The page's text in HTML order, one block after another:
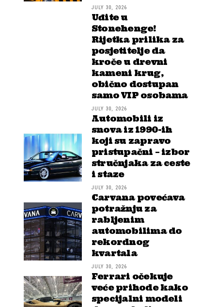
JULY 30, 2026
Uđite u
Stonehenge!
Rijetka prilika za
posjetitelje da
kroče u drevni
kameni krug,
obično dostupan
samo VIP osobama
JULY 30, 2026
Automobili iz
snova iz 1990-ih
koji su zapravo
pristupačni – izbor
stručnjaka za ceste
i staze
JULY 30, 2026
Carvana povećava
potražnju za
rabljenim
automobilima do
rekordnog
kvartala
JULY 30, 2026
Ferrari očekuje
veće prihode kako
specijalni modeli